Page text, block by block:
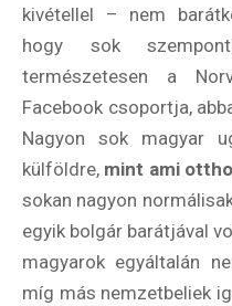
Beutazási engedélyek
Online bolt
Rendezvények
Partnerprogram
Oszd meg történeted!
kivétellel – nem
hogy sok
természetesen a
Facebook csoportja,
Nagyon sok magyar
külföldre, mint ami
sokan nagyon
egyik bolgár barátjával
magyarok egyáltalán
míg más nemzetbeliek